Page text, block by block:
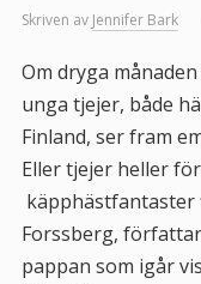
Skriven av Jennifer Bark
Om dryga
unga tjejer, både
Finland, ser fram
Eller tjejer heller
käpphästfantaster
Forssberg,
pappan som igår